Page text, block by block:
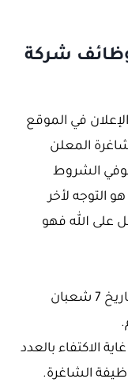
وظائف شركة
في الموقع
المعلن
الشروط
التوجه لأخر
على الله فهو
بداية التقديم: التقديم متاح الأن بتاريخ 7 شعبان
الاكتفاء بالعدد
الشاغرة.